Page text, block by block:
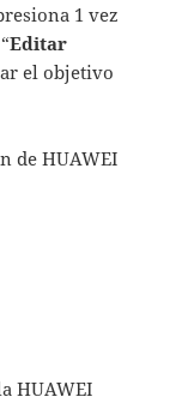
1 vez
Editar
el objetivo
de HUAWEI
HUAWEI